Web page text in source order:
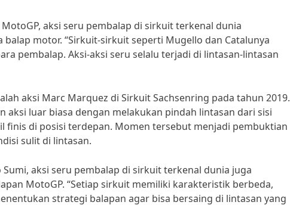
aksi seru pembalap di sirkuit terkenal dunia
motor. “Sirkuit-sirkuit seperti Mugello dan Catalunya
pembalap. Aksi-aksi seru selalu terjadi di lintasan-lintasan
aksi Marc Marquez di Sirkuit Sachsenring pada tahun 2019.
aksi luar biasa dengan melakukan pindah lintasan dari sisi
finis di posisi terdepan. Momen tersebut menjadi pembuktian
sulit di lintasan.
aksi seru pembalap di sirkuit terkenal dunia juga
MotoGP. “Setiap sirkuit memiliki karakteristik berbeda,
strategi balapan agar bisa bersaing di lintasan yang